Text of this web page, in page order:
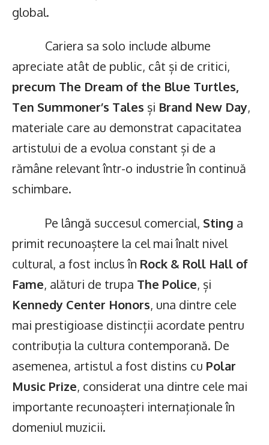
global.
Cariera sa solo include albume
apreciate atât de public, cât și de critici,
precum The Dream of the Blue Turtles,
Ten Summoner’s Tales și Brand New Day,
materiale care au demonstrat capacitatea
artistului de a evolua constant și de a
rămâne relevant într-o industrie în continuă
schimbare.
Pe lângă succesul comercial, Sting a
primit recunoaștere la cel mai înalt nivel
cultural, a fost inclus în Rock & Roll Hall of
Fame, alături de trupa The Police, și
Kennedy Center Honors, una dintre cele
mai prestigioase distincții acordate pentru
contribuția la cultura contemporană. De
asemenea, artistul a fost distins cu Polar
Music Prize, considerat una dintre cele mai
importante recunoașteri internaționale în
domeniul muzicii.